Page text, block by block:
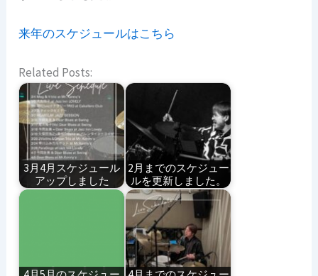
来年のスケジュールはこちら
Related Posts:
3月4月スケジュール
アップしました
2月までのスケジュー
ルを更新しました。